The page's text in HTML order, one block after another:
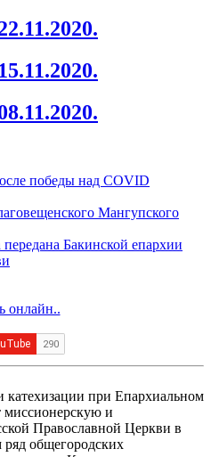
победы над COVID
Мангупского
Бакинской епархии
онлайн..
катехизации при Епархиальном
миссионерскую и
Православной Церкви в
общегородских